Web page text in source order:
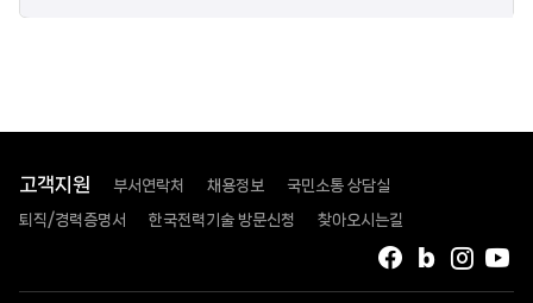
고객지원 부서연락처 채용정보 국민소통 상담실
퇴직/경력증명서 한국전력기술 방문신청 찾아오시는길